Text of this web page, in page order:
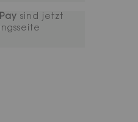
sind jetzt